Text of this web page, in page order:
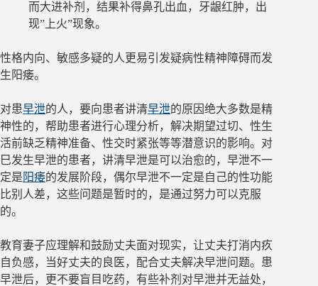
而大进补剂，结果补得鼻孔出血，牙龈红肿，出
现”上火”现象。
性格内向、敏感多疑的人更易引发疑病性精神障碍而发
生阳痿。
对患早泄的人，要向患者讲清早泄的原因绝大多数是精
神性的，帮助患者进行心理分析，解决期望过切、性生
活前缺乏精神准备、性交时紧张等等潜意识的影响。对
巳发生早泄的患者，讲清早泄是可以治愈的，早泄不一
定是 阳痿的发展阶段，偶尔早泄不一定是自己的性功能
比别人差，这些问题是暂时的，是通过努力可以克服
的。
教育妻子应理解和鼓励丈夫面对现实，让丈夫打消内疚
自负感，当好丈夫的良医，配合丈夫解决早泄问题。患
早泄后，更不要盲目吃药，有些补剂对早泄并无益处，